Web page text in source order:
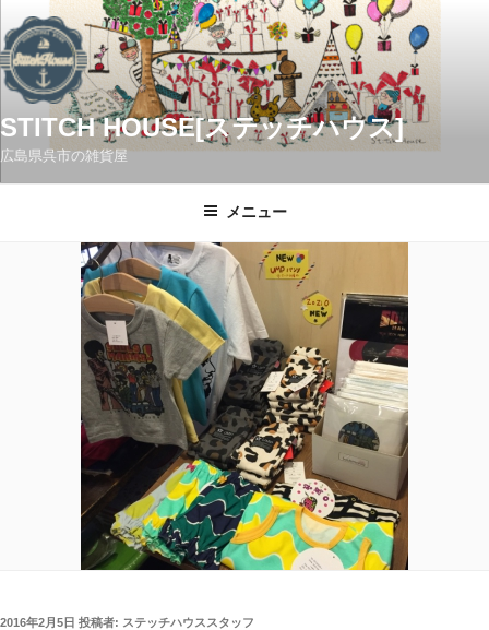
ン
テ
ン
ツ
へ
STITCH HOUSE[ステッチハウス]
広島県呉市の雑貨屋
メニュー
投
2016年2月5日 投稿者: ステッチハウススタッフ